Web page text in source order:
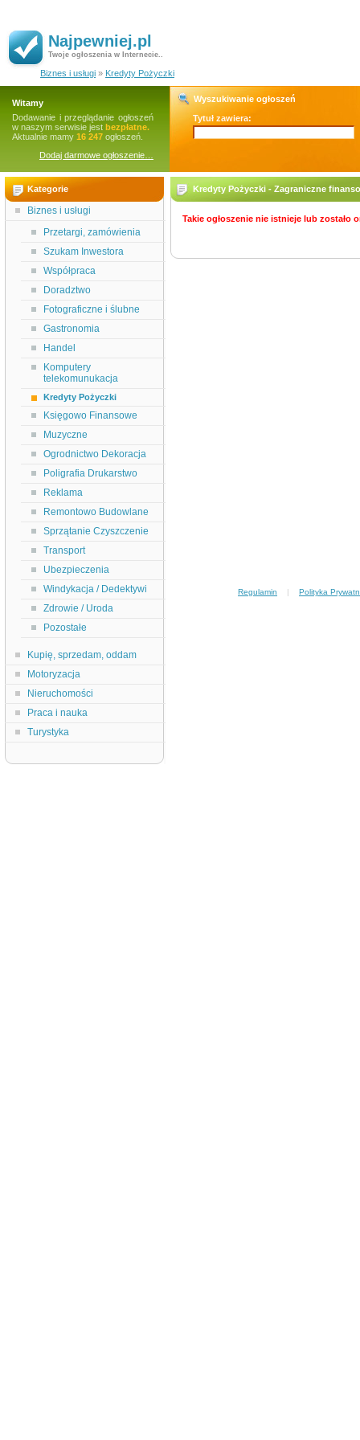
Najpewniej.pl
Twoje ogłoszenia w Internecie..
Biznes i usługi » Kredyty Pożyczki
Witamy
Dodawanie i przeglądanie ogłoszeń
w naszym serwisie jest bezpłatne.
Aktualnie mamy 16 247 ogłoszeń.
Dodaj darmowe ogłoszenie…
Wyszukiwanie ogłoszeń
Tytuł zawiera:
Kategorie
Biznes i usługi
Przetargi, zamówienia
Szukam Inwestora
Współpraca
Doradztwo
Fotograficzne i ślubne
Gastronomia
Handel
Komputery
telekomunukacja
Kredyty Pożyczki
Księgowo Finansowe
Muzyczne
Ogrodnictwo Dekoracja
Poligrafia Drukarstwo
Reklama
Remontowo Budowlane
Sprzątanie Czyszczenie
Transport
Ubezpieczenia
Windykacja / Dedektywi
Zdrowie / Uroda
Pozostałe
Kupię, sprzedam, oddam
Motoryzacja
Nieruchomości
Praca i nauka
Turystyka
Kredyty Pożyczki - Zagraniczne
Takie ogłoszenie nie istnieje lub zostało
Regulamin | Polityka